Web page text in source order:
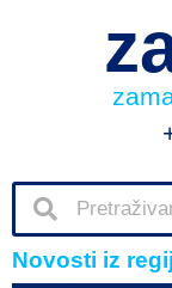
Novosti iz